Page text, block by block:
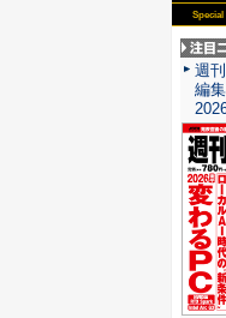
Special
注目
週
編